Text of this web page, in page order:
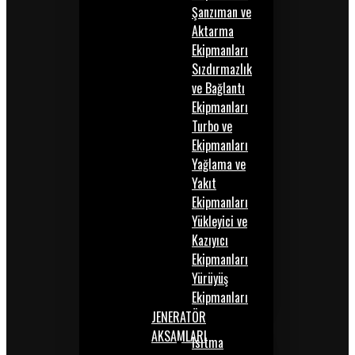
Şanzıman ve
Aktarma
Ekipmanları
Sızdırmazlık
ve Bağlantı
Ekipmanları
Turbo ve
Ekipmanları
Yağlama ve
Yakıt
Ekipmanları
Yükleyici ve
Kazıyıcı
Ekipmanları
Yürüyüş
Ekipmanları
JENERATÖR
AKSAMLARIIsıtma